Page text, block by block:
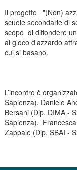
Il progetto "(Non)
scuole secondarie di
scopo di diffondere
al gioco d’azzardo
cui si basano.
L’incontro è
Sapienza), Daniele
Bersani (Dip. DIMA -
Sapienza),
Zappale (Dip. SBAI -